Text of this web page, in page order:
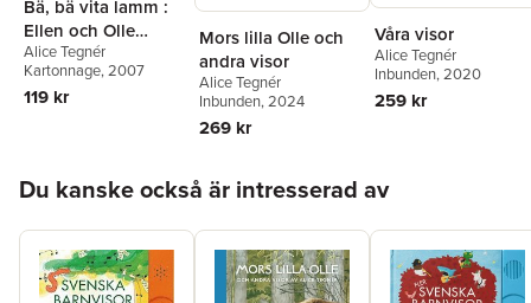
Bä, bä vita lamm :
Ellen och Olle
sjunger
Alice Tegnér
Kartonnage, 2007
119 kr
Mors lilla Olle och
andra visor
Alice Tegnér
Inbunden, 2024
269 kr
Våra visor
Alice Tegnér
Inbunden, 2020
259 kr
Du kanske också är intresserad av